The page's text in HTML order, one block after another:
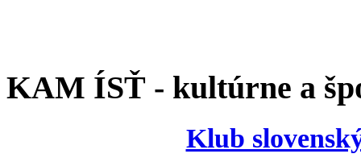
KAM ÍSŤ - kultúrne a
Klub